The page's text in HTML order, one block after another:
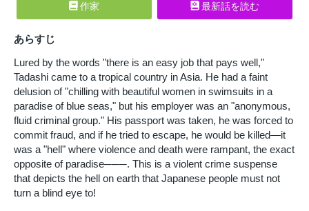
作家 最新話を読む
あらすじ
Lured by the words "there is an easy job that pays well,"
Tadashi came to a tropical country in Asia. He had a faint
delusion of "chilling with beautiful women in swimsuits in a
paradise of blue seas," but his employer was an "anonymous,
fluid criminal group." His passport was taken, he was forced to
commit fraud, and if he tried to escape, he would be killed—it
was a "hell" where violence and death were rampant, the exact
opposite of paradise───. This is a violent crime suspense
that depicts the hell on earth that Japanese people must not
turn a blind eye to!